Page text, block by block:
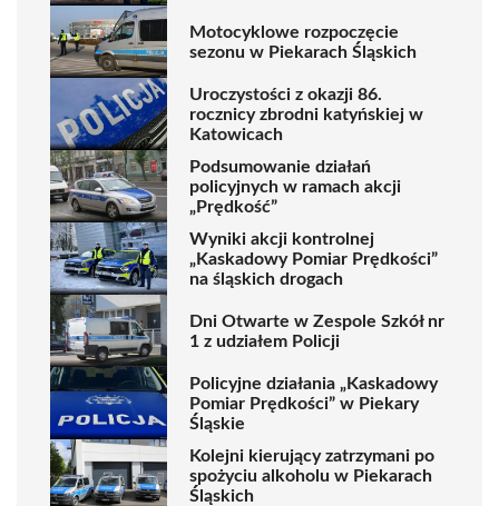
Motocyklowe rozpoczęcie
sezonu w Piekarach Śląskich
Uroczystości z okazji 86.
rocznicy zbrodni katyńskiej w
Katowicach
Podsumowanie działań
policyjnych w ramach akcji
„Prędkość”
Wyniki akcji kontrolnej
„Kaskadowy Pomiar Prędkości”
na śląskich drogach
Dni Otwarte w Zespole Szkół nr
1 z udziałem Policji
Policyjne działania „Kaskadowy
Pomiar Prędkości” w Piekary
Śląskie
Kolejni kierujący zatrzymani po
spożyciu alkoholu w Piekarach
Śląskich